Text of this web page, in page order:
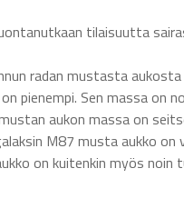
tilaisuutta
radan mustasta
pienempi. Sen massa on
aukon massa on
M87 musta aukko
on kuitenkin myös